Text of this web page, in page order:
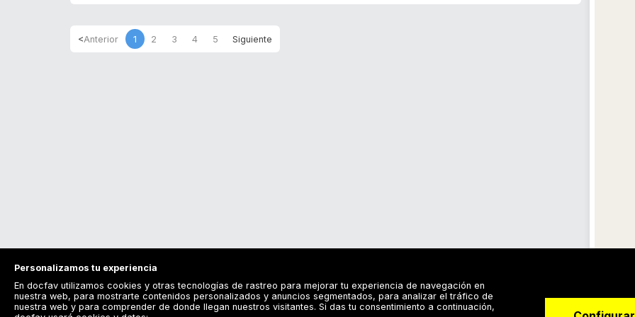
1 2 3 4 5
Personalizamos tu experiencia
En docfav utilizamos cookies y otras tecnologías de rastreo para mejorar tu experiencia de navegación en
nuestra web, para mostrarte contenidos personalizados y anuncios segmentados, para analizar el tráfico de
nuestra web y para comprender de donde llegan nuestros visitantes. Si das tu consentimiento a continuación,